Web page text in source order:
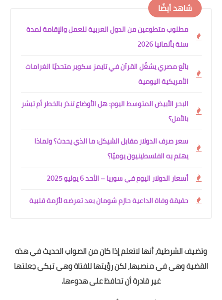
شاهد أيضًا
مطلوب متطوعين من الدول العربية للعمل والإقامة لمدة
سنة بألمانيا 2026
بائع مصري يشغّل القرآن في تايمز سكوير متحديًا الغرامات
الأمريكية اليومية
البحر الأبيض المتوسط اليوم: هل الأوضاع تنذر بالخطر أم تبشر
بالأمل؟
سعر صرف الدولار مقابل الشيكل: ما الذي يحدث؟ ولماذا
يهتم به الفلسطينيون يوميًا؟
أسعار الدولار اليوم في سوريا – الأحد 6 يوليو 2025
حقيقة وفاة الداعية حازم شومان بعد تعرضه لأزمة قلبية
وتضيف الشرطية، أنها لاتعلم إذا كان من الصواب الحديث في هذه
القضية وهي في منصبها، لكن رؤيتها للفتاة وهي تبكي جعلتها
غير قادرة أن تحافظ على هدوءها.